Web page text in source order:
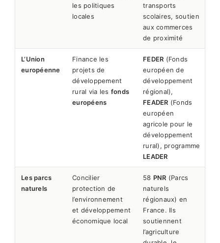
les politiques
locales
transports
scolaires, soutien
aux commerces
de proximité
L’Union
européenne
Finance les
projets de
développement
rural via les fonds
européens
FEDER (Fonds
européen de
développement
régional),
FEADER (Fonds
européen
agricole pour le
développement
rural), programme
LEADER
Les parcs
naturels
Concilier
protection de
l’environnement
et développement
économique local
58 PNR (Parcs
naturels
régionaux) en
France. Ils
soutiennent
l’agriculture